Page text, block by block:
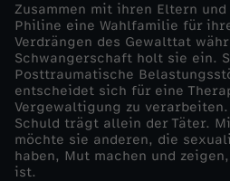
c
h
:
P
Zusammen mit ihren Eltern
Philine eine Wahlfamilie für
Verdrängen des Gewalttat
Schwangerschaft holt sie ein.
Posttraumatische
entscheidet sich für eine
Vergewaltigung zu
Schuld trägt allein der Täter.
möchte sie anderen, die
haben, Mut machen und
ist.